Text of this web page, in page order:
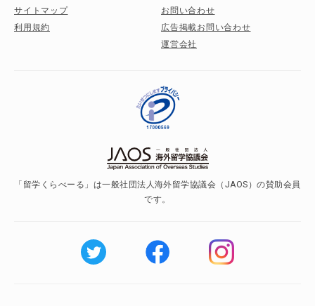
サイトマップ
利用規約
お問い合わせ
広告掲載お問い合わせ
運営会社
「留学くらべーる」は一般社団法人海外留学協議会（JAOS）の賛助会員
です。